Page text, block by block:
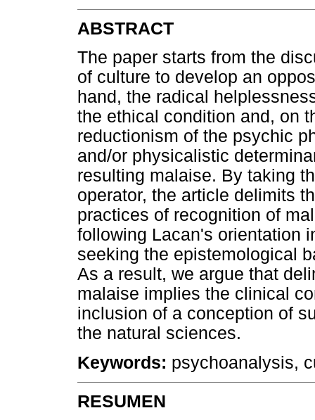
ABSTRACT
The paper starts from the
of culture to develop an
hand, the radical
the ethical condition and, on
reductionism of the psychic
and/or physicalistic
resulting malaise. By taking
operator, the article delimits
practices of recognition of
following Lacan's orientation
seeking the epistemological
As a result, we argue that
malaise implies the clinical
inclusion of a conception of
the natural sciences.
Keywords: psychoanalysis,
RESUMEN